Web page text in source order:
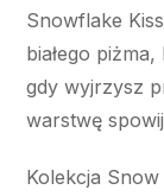
Snowflake
białego
gdy wyjrzysz
warstwę
Kolekcja